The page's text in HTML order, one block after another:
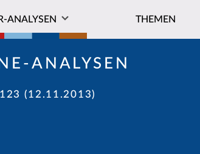
ANALYSEN THEMEN
ANALYSEN
(12.11.2013)